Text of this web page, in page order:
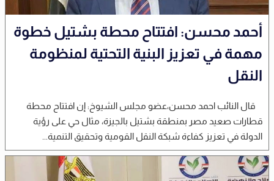
أحمد محسن: افتتاح محطة بشتيل خطوة
مهمة في تعزيز البنية التحتية لمنظومة
النقل
قال النائب احمد محسن،عضو مجلس الشيوخ: إن افتتاح محطة
قطارات صعيد مصر بمنطقة بشتيل بالجيزة، مثال حي على رؤية
الدولة في تعزيز كفاءة شبكة النقل القومية وتحقيق التنمية...